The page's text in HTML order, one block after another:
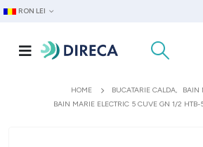
RON LEI
HOME BUCATARIE CALDA,
BAIN
BAIN MARIE ELECTRIC 5 CUVE GN 1/2